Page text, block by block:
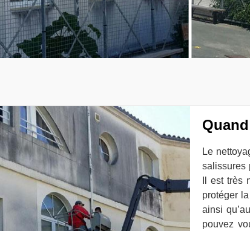
Le
salissures
Il est très
protéger
ainsi
pouvez